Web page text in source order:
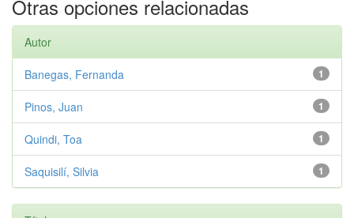
Otras opciones relacionadas
Autor
1
Banegas, Fernanda
1
Pinos, Juan
1
Quindi, Toa
1
Saquisilí, Silvia